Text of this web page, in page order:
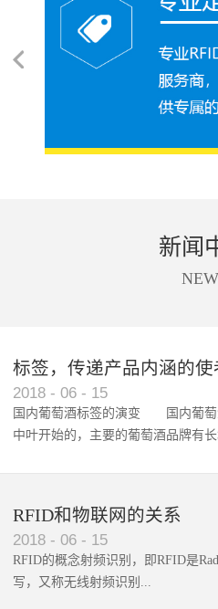
新闻
标签，传递产品内涵的使
2018 - 06 - 15
国内葡萄酒标签的演变 国内葡萄
中叶开始的，主要的葡萄酒品牌有
RFID和物联网的关系
2018 - 06 - 15
RFID的概念射频识别，即RFID是
写，又称无线射频识别...